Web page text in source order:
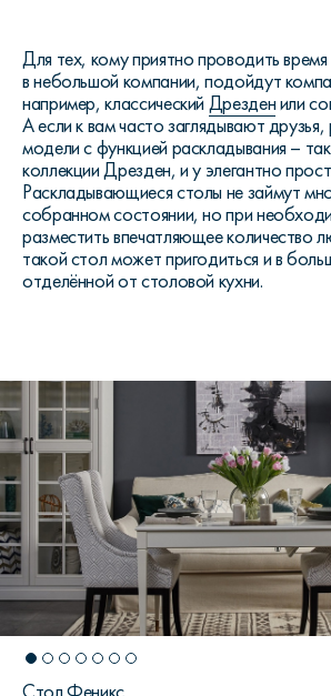
Для тех, кому приятно проводить
в небольшой компании, подойдут
например, классический Дрезденили
А если к вам часто заглядывают
модели с функцией раскладывания –
коллекции Дрезден, и у элегантно
Раскладывающиеся столы не займут
собранном состоянии, но при
разместить впечатляющее количество
такой стол может пригодиться и в
отделённой от столовой кухни.